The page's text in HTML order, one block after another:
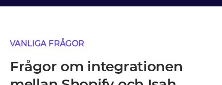
VANLIGA FRÅGOR
Frågor om integrationen